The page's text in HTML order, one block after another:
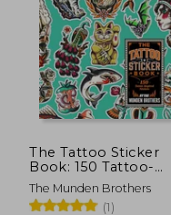
The Tattoo Sticker
Book: 150 Tattoo-
Inspired Stickers (en
Inglés)
The Munden Brothers
(1)